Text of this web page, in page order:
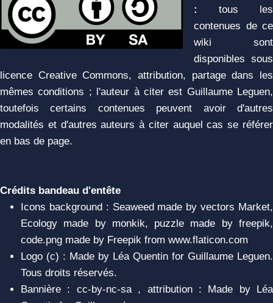
:
tous les
contenues de ce
wiki sont
disponibles sous
licence Creative Commons, attribution, partage dans les
mêmes conditions ; l'auteur à citer est Guillaume Leguen,
toutefois certains contenues peuvent avoir d'autres
modalités et d'autres auteurs à citer auquel cas se référer
en bas de page.
Crédits bandeau d'entête
Icons background : Seaweed made by vectors Market,
Ecology made by monkik, puzzle made by freepik,
code.png made by Freepik from www.flaticon.com
Logo (c) : Made by Léa Quentin for Guillaume Leguen.
Tous droits réservés.
Bannière : cc-by-nc-sa , attribution : Made by Léa